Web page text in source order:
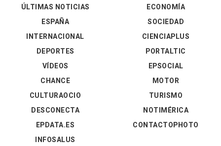
ÚLTIMAS NOTICIAS
ESPAÑA
INTERNACIONAL
DEPORTES
VÍDEOS
ECONOMÍA
SOCIEDAD
CIENCIAPLUS
PORTALTIC
EPSOCIAL
CHANCE
CULTURAOCIO
DESCONECTA
EPDATA.ES
INFOSALUS
MOTOR
TURISMO
NOTIMÉRICA
CONTACTOPHOTO